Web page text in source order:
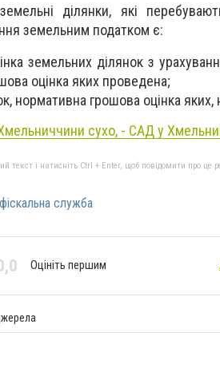
ділянки, які
земельним податком є:
земельних ділянок з
оцінка яких проведена;
нормативна грошова оцінка яких,
сухо, - САД у
текст і натисніть Ctrl + Enter, щоб повідомити про це
служба
Оцініть першим